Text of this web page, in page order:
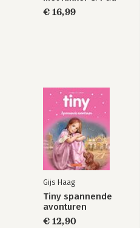
€ 16,99
Gijs Haag
Tiny spannende
avonturen
€ 12,90